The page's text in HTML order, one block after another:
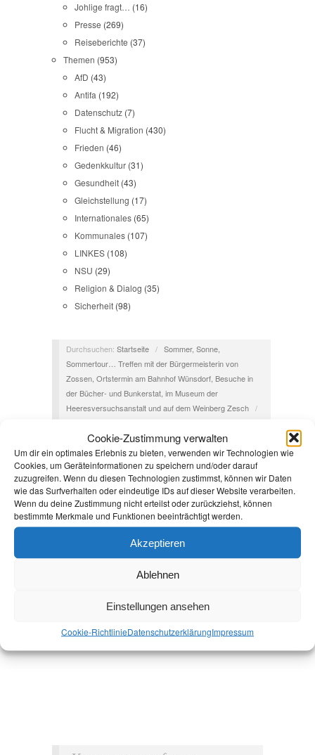
Cookie-Zustimmung verwalten
Um dir ein optimales Erlebnis zu bieten, verwenden wir Technologien wie
Cookies, um Geräteinformationen zu speichern und/oder darauf
zuzugreifen. Wenn du diesen Technologien zustimmst, können wir Daten
wie das Surfverhalten oder eindeutige IDs auf dieser Website verarbeiten.
Wenn du deine Zustimmung nicht erteilst oder zurückziehst, können
bestimmte Merkmale und Funktionen beeinträchtigt werden.
Akzeptieren
Ablehnen
Einstellungen ansehen
Cookie-RichtlinieDatenschutz­erklärungImpressum
Johlige fragt… (16)
Presse (269)
Reiseberichte (37)
Themen (953)
AfD (43)
Antifa (192)
Datenschutz (7)
Flucht & Migration (430)
Frieden (46)
Gedenkkultur (31)
Gesundheit (43)
Gleichstellung (17)
Internationales (65)
Kommunales (107)
LINKES (108)
NSU (29)
Religion & Dialog (35)
Sicherheit (98)
Durchsuchen: Startseite / Sommer, Sonne,
Sommertour… Treffen mit der Bürgermeisterin von
Zossen, Ortstermin am Bahnhof Wünsdorf, Besuche in
der Bücher- und Bunkerstat, im Museum der
Heeresversuchsanstalt und auf dem Weinberg Zesch /